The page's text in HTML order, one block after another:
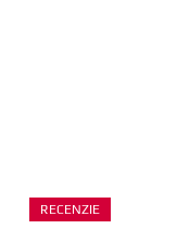
RECENZIE